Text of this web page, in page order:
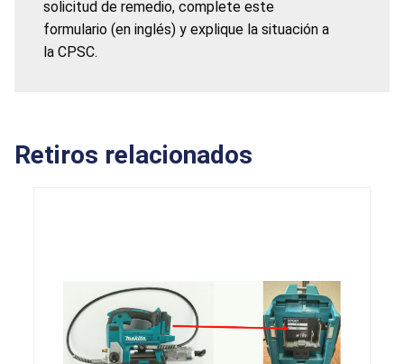
solicitud de remedio, complete este
formulario (en inglés) y explique la situación a
la CPSC.
Retiros relacionados